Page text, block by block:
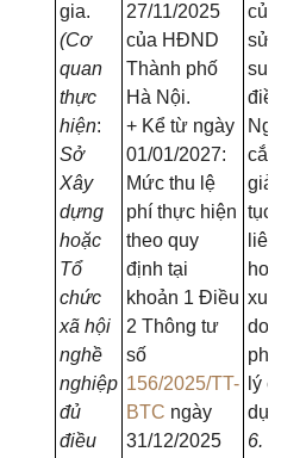
gia.
(Cơ
quan
thực
hiện:
Sở
Xây
dựng
hoặc
Tổ
chức
xã hội
nghề
nghiệp
đủ
điều
27/11/2025
của HĐND
Thành phố
Hà Nội.
+ Kể từ ngày
01/01/2027:
Mức thu lệ
phí thực hiện
theo quy
định tại
khoản 1 Điều
2 Thông tư
số
156/2025/TT-
BTC ngày
31/12/2025
của
sửa
sung
điều
Nghị
cắt
giản
tục
liên
hoạt
xuất,
doanh
phạm
lý của
dựng.
6.